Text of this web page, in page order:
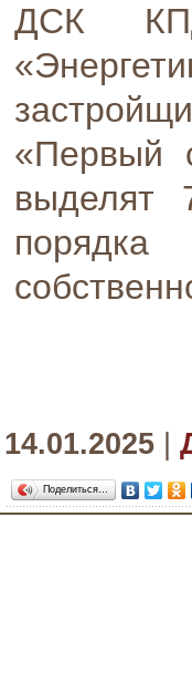
ДСК
«Первый
выделят
14.01.2025
Поделиться…